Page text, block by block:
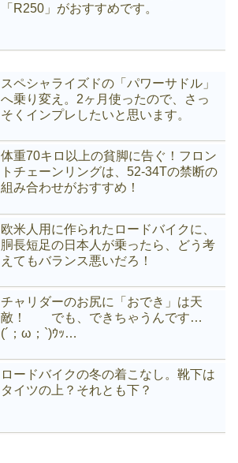
「R250」がおすすめです。
スペシャライズドの「パワーサドル」
へ乗り変え。2ヶ月使ったので、さっ
そくインプレしたいと思います。
体重70キロ以上の貧脚に告ぐ！フロン
トチェーンリングは、52-34Tの禁断の
組み合わせがおすすめ！
欧米人用に作られたロードバイクに、
胴長短足の日本人が乗ったら、どう考
えてもバランス悪いだろ！
チャリダーのお尻に「おでき」は天
敵！ でも、できちゃうんです…
(´；ω；`)ｳｯ…
ロードバイクの冬の着こなし。靴下は
タイツの上？それとも下？